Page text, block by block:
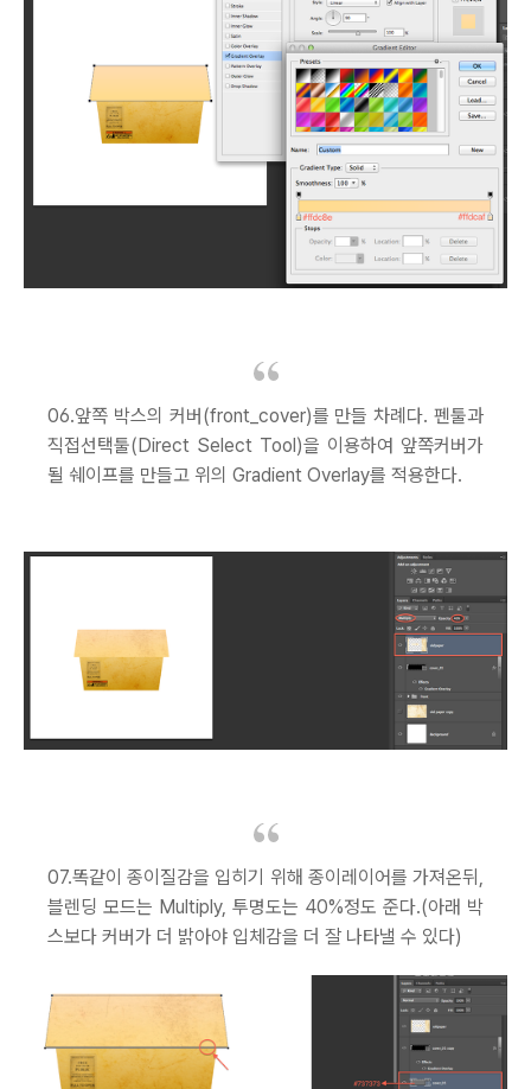
06.앞쪽 박스의 커버(front_cover)를 만들 차례다. 펜툴과
직접선택툴(Direct Select Tool)을 이용하여 앞쪽커버가
될 쉐이프를 만들고 위의 Gradient Overlay를 적용한다.
07.똑같이 종이질감을 입히기 위해 종이레이어를 가져온뒤,
블렌딩 모드는 Multiply, 투명도는 40%정도 준다.(아래 박
스보다 커버가 더 밝아야 입체감을 더 잘 나타낼 수 있다)